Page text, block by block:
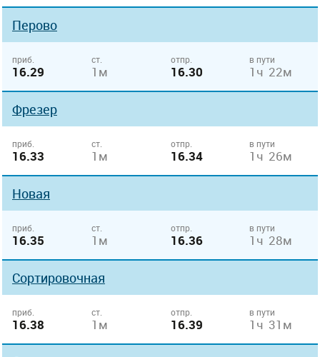
Перово
приб.
16.29
ст.
1м
отпр.
16.30
в пути
1ч 22м
Фрезер
приб.
16.33
ст.
1м
отпр.
16.34
в пути
1ч 26м
Новая
приб.
16.35
ст.
1м
отпр.
16.36
в пути
1ч 28м
Сортировочная
приб.
16.38
ст.
1м
отпр.
16.39
в пути
1ч 31м